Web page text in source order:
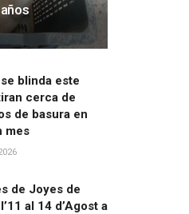
blinda este
cerca de
de basura en
mes
de Joyes de
al 14 d’Agost a